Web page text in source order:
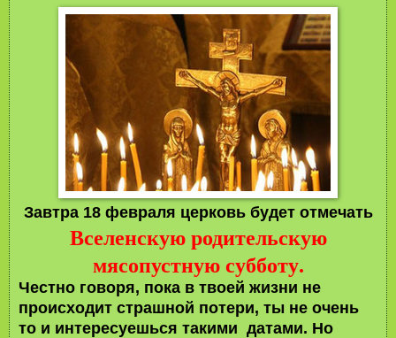
Завтра 18 февраля церковь будет отмечать
Вселенскую родительскую
мясопустную субботу.
Честно говоря, пока в твоей жизни не
происходит страшной потери, ты не очень
то и интересуешься такими датами. Но